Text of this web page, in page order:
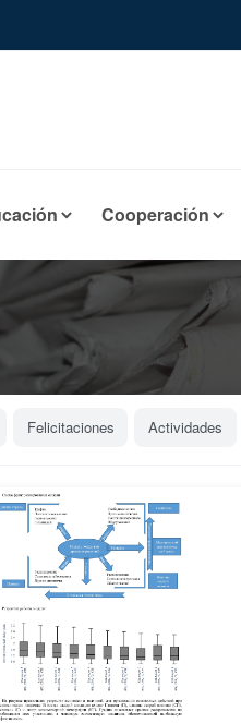
Cooperación
Felicitaciones Actividades